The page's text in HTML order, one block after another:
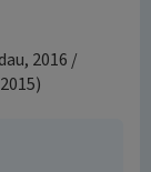
2016 /